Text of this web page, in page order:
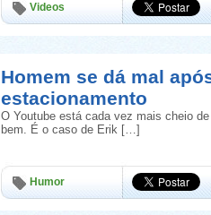
Videos
Homem se dá mal
estacionamento
O Youtube está cada vez mais cheio
bem. É o caso de Erik […]
Humor